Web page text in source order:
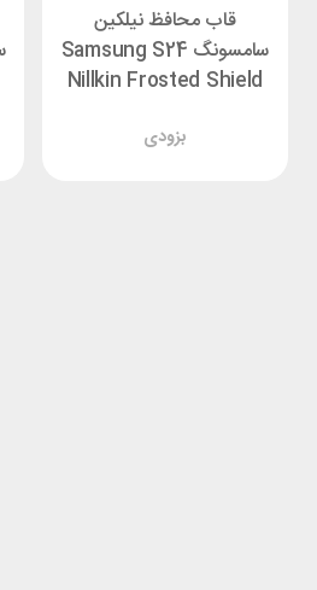
قاب محافظ نیلکین
سامسونگ Samsung S24
Nillkin Frosted Shield
بزودی